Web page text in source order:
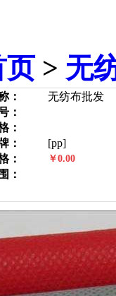
页> 无
：
无纺布批发
：
：
：
[pp]
：
￥0.00
：